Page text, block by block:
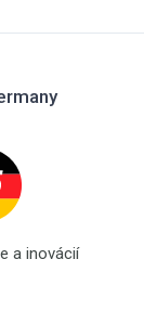
a inovácií